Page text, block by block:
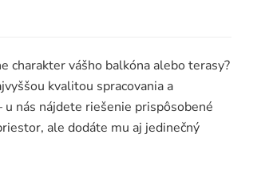
charakter vášho balkóna alebo terasy?
kvalitou spracovania a
nás nájdete riešenie prispôsobené
ale dodáte mu aj jedinečný